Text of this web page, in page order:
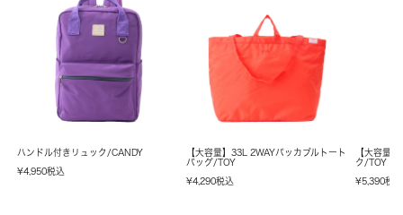
ハンドル付きリュック/CANDY
¥4,950税込
【大容量】33L 2WAYパッカブルトート
バッグ/TOY
¥4,290税込
【大容量
ク/TOY
¥5,390税込